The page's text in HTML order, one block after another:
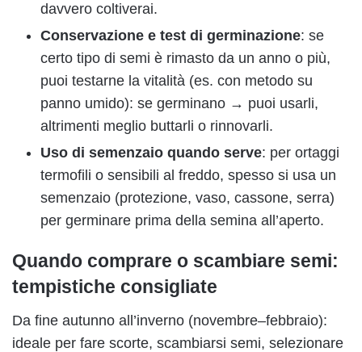
davvero coltiverai.
Conservazione e test di germinazione: se
certo tipo di semi è rimasto da un anno o più,
puoi testarne la vitalità (es. con metodo su
panno umido): se germinano → puoi usarli,
altrimenti meglio buttarli o rinnovarli.
Uso di semenzaio quando serve: per ortaggi
termofili o sensibili al freddo, spesso si usa un
semenzaio (protezione, vaso, cassone, serra)
per germinare prima della semina all’aperto.
Quando comprare o scambiare semi:
tempistiche consigliate
Da fine autunno all’inverno (novembre–febbraio):
ideale per fare scorte, scambiarsi semi, selezionare